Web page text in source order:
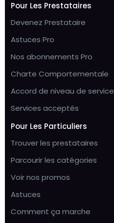
Pour Les Prestataires
Devenez Prestataire
Astuces Pro
Nos abonnements Pro
Charte Comportementale
Accord de niveau de service
Services acceptés
Pour Les Particuliers
Trouver les prestataires
Parcourir les catégories
Voir nos promos
Astuces
Comment ça marche